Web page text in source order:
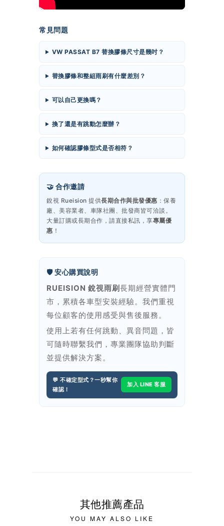
常見問題
VW PASSAT B7 替換膠條尺寸是幾吋？
替換膠條和整組雨刷有什麼差別？
可以自己更換嗎？
換了還是有跳動怎麼辦？
如何確認膠條型式是否相符？
🤝 合作邀請
銳視 Rueision 提供長期合作與批發優惠 ：保養
廠、美容業者、車隊社團、批發商皆可洽談。
大量訂購或長期合作，請直接私訊，享專屬優
惠 ！
🛡️ 安心購買說明
RUEISION 銳視雨刷長期經營實體門
市，累積各車型安裝經驗。我們重視
每位顧客的使用感受與售後服務。
使用上若有任何跳動、異音問題，皆
可隨時聯繫我們，專業團隊協助判斷
並提供解決方案。
💬 不確定型式？一秒幫你
確認！
加入 LINE 客服
其他推薦產品
YOU MAY ALSO LIKE